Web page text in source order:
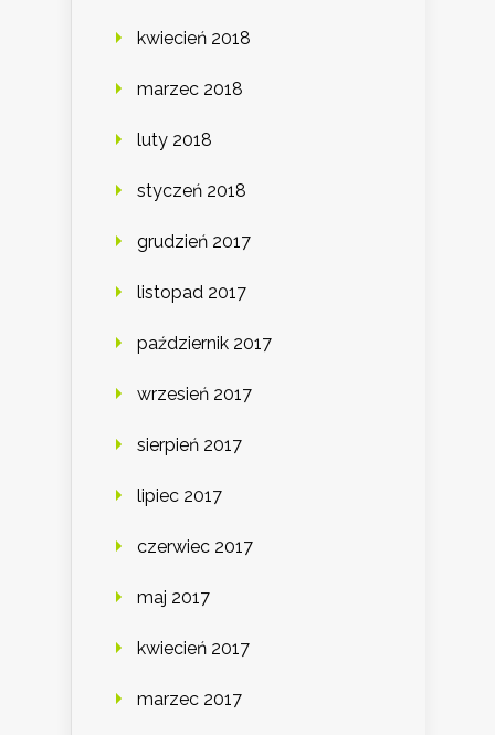
kwiecień 2018
marzec 2018
luty 2018
styczeń 2018
grudzień 2017
listopad 2017
październik 2017
wrzesień 2017
sierpień 2017
lipiec 2017
czerwiec 2017
maj 2017
kwiecień 2017
marzec 2017